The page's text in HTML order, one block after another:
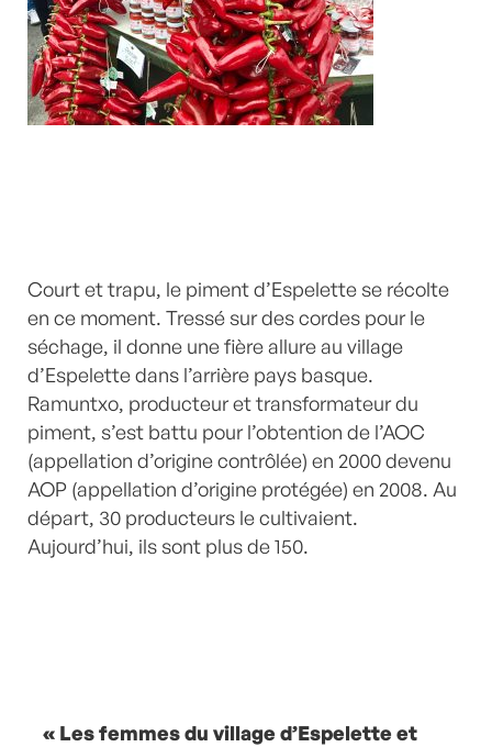
Court et trapu, le piment d’Espelette se récolte
en ce moment. Tressé sur des cordes pour le
séchage, il donne une fière allure au village
d’Espelette dans l’arrière pays basque.
Ramuntxo, producteur et transformateur du
piment, s’est battu pour l’obtention de l’AOC
(appellation d’origine contrôlée) en 2000 devenu
AOP (appellation d’origine protégée) en 2008. Au
départ, 30 producteurs le cultivaient.
Aujourd’hui, ils sont plus de 150.
« Les femmes du village d’Espelette et